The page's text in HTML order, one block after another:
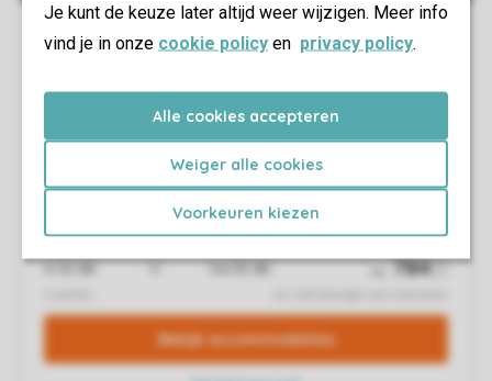
Je kunt de keuze later altijd weer wijzigen. Meer info
vind je in onze cookie policy en privacy policy.
Alle cookies accepteren
Weiger alle cookies
Voorkeuren kiezen